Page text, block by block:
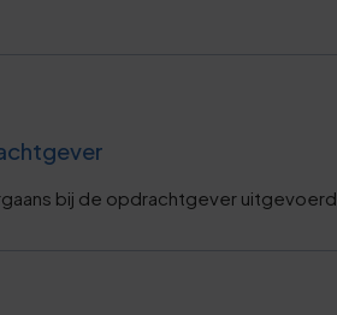
bij de opdrachtgever uitgevoerd.